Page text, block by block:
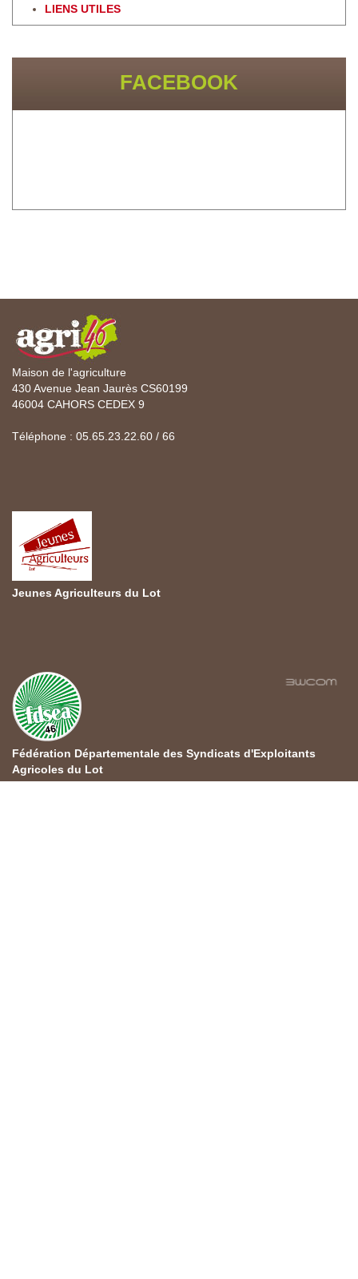
LIENS UTILES
FACEBOOK
Maison de l'agriculture
430 Avenue Jean Jaurès CS60199
46004 CAHORS CEDEX 9
Téléphone : 05.65.23.22.60 / 66
Jeunes Agriculteurs du Lot
Fédération Départementale des Syndicats d'Exploitants
Agricoles du Lot